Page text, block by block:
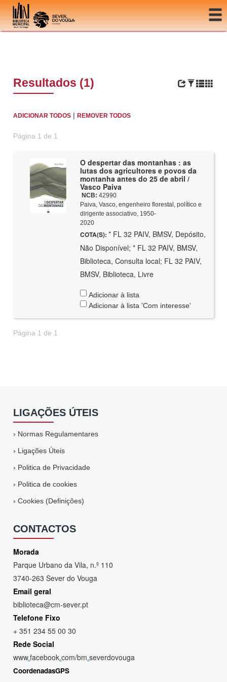
Ir para o conteúdo
Resultados (1)
ADICIONAR TODOS |REMOVER TODOS
Página 1 de 1
O despertar das montanhas : as
lutas dos agricultores e povos da
montanha antes do 25 de abril /
Vasco Paiva
NCB: 42990
Paiva, Vasco, engenheiro florestal, político e
dirigente associativo, 1950-
2020
COTA(S): * FL 32 PAIV, BMSV, Depósito,
Não Disponível; * FL 32 PAIV, BMSV,
Biblioteca, Consulta local; FL 32 PAIV,
BMSV, Biblioteca, Livre
Adicionar à lista
Adicionar à lista 'Com interesse'
Página 1 de 1
LIGAÇÕES ÚTEIS
› Normas Regulamentares
› Ligações Úteis
› Politica de Privacidade
› Politica de cookies
›Cookies (Definições)
CONTACTOS
Morada
Parque Urbano da Vila, n.º 110
3740-263 Sever do Vouga
Email geral
biblioteca@cm-sever.pt
Telefone Fixo
+ 351 234 55 00 30
Rede Social
www.facebook.com/bm.severdovouga
CoordenadasGPS